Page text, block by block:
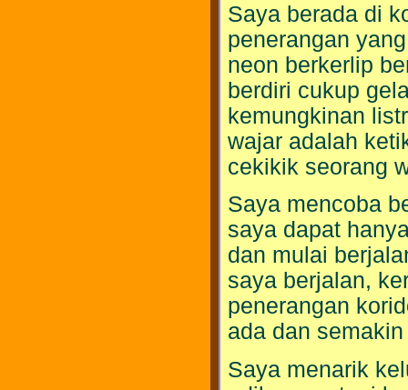
Saya berada di
penerangan
neon berkerlip
berdiri cukup
kemungkinan
wajar adalah
cekikik seorang
Saya mencoba
saya dapat
dan mulai
saya berjalan,
penerangan
ada dan
Saya menarik